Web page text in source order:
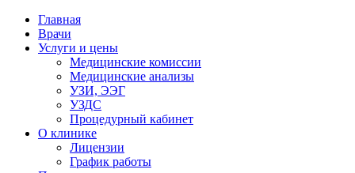
Главная
Врачи
Услуги и цены
Медицинские комиссии
Медицинские анализы
УЗИ, ЭЭГ
УЗДС
Процедурный кабинет
О клинике
Лицензии
График работы